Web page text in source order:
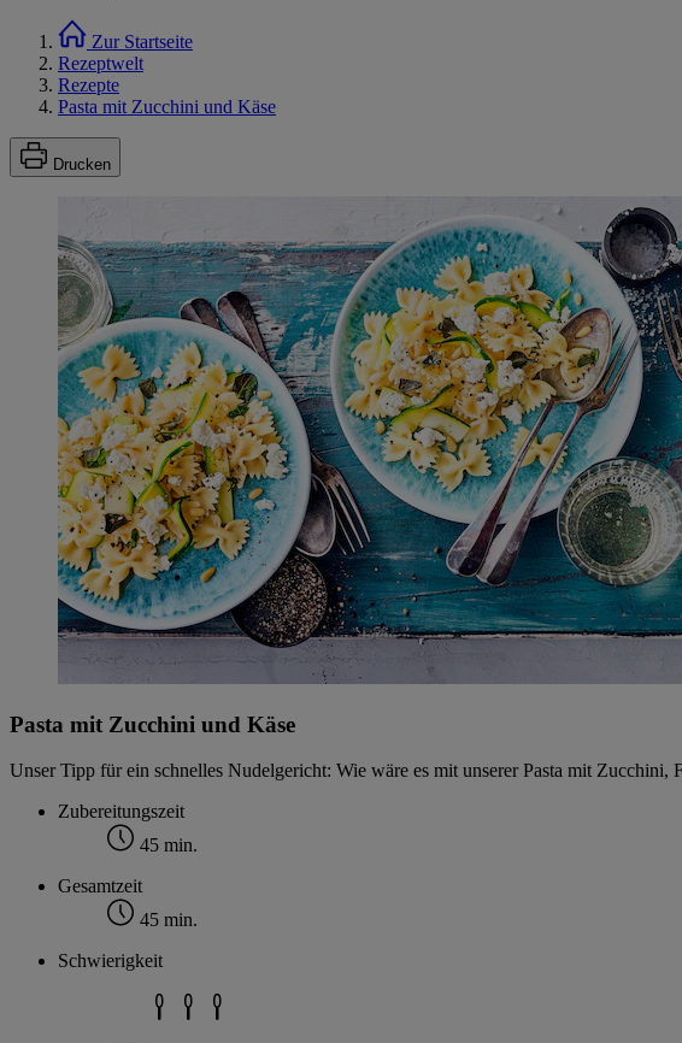
Zur Startseite
Rezeptwelt
Rezepte
Pasta mit Zucchini und Käse
Drucken
Pasta mit Zucchini und Käse
Unser Tipp für ein schnelles Nudelgericht: Wie wäre es mit unserer Pasta mit Zucchini,
Zubereitungszeit
45 min.
Gesamtzeit
45 min.
Schwierigkeit